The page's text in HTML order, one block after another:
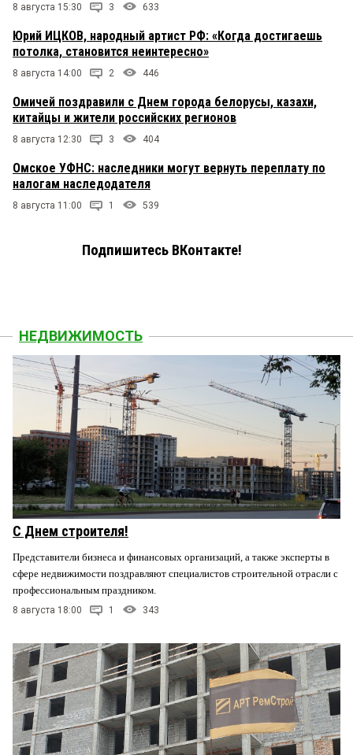
8 августа 15:30 3 633
Юрий ИЦКОВ, народный артист РФ: «Когда достигаешь
потолка, становится неинтересно»
8 августа 14:00 2 446
Омичей поздравили с Днем города белорусы, казахи,
китайцы и жители российских регионов
8 августа 12:30 3 404
Омское УФНС: наследники могут вернуть переплату по
налогам наследодателя
8 августа 11:00 1 539
Подпишитесь ВКонтакте!
НЕДВИЖИМОСТЬ
С Днем строителя!
Представители бизнеса и финансовых организаций, а также эксперты в
сфере недвижимости поздравляют специалистов строительной отрасли с
профессиональным праздником.
8 августа 18:00 1 343